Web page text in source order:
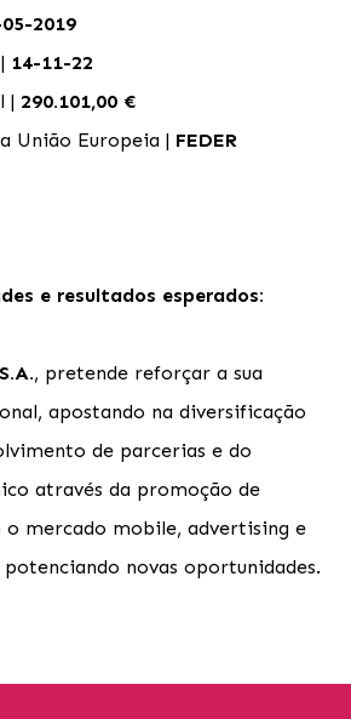
2019
14-11-22
| 290.101,00 €
União Europeia | FEDER
e resultados esperados:
, pretende reforçar a sua
apostando na diversificação
de parcerias e do
através da promoção de
o mercado mobile, advertising e
novas oportunidades.